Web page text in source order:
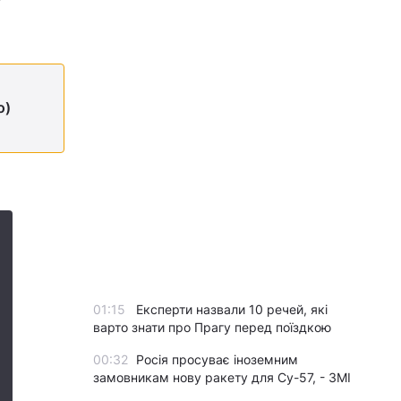
01:15
Експерти назвали 10 речей, які
варто знати про Прагу перед поїздкою
00:32
Росія просуває іноземним
замовникам нову ракету для Су-57, - ЗМІ